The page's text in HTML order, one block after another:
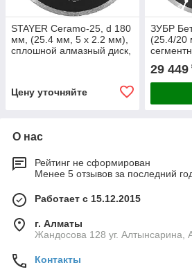
STAYER Сeramo-25, d 180
мм, (25.4 мм, 5 х 2.2 мм),
сплошной алмазный диск,
Цену уточняйте
ЗУБР
(25.4/20
диск,
(36665-
29 449
О нас
Рейтинг не сформирован
Менее 5 отзывов за последний
Работает с 15.12.2015
г. Алматы
Жандосова 128 уг. Алтынсарина,
Контакты